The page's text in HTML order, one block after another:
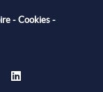
- Cookies-